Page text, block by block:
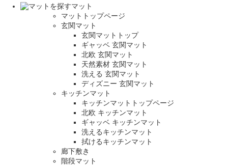
マット
マットトップページ
玄関マット
玄関マットトップ
ギャッベ 玄関マット
北欧 玄関マット
天然素材 玄関マット
洗える 玄関マット
ディズニー 玄関マット
キッチンマット
キッチンマットトップページ
北欧 キッチンマット
ギャッベ キッチンマット
洗えるキッチンマット
拭けるキッチンマット
廊下敷き
階段マット